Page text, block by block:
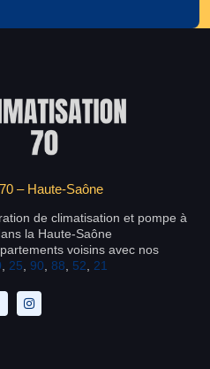
– Haute-Saône
de climatisation et pompe à
la Haute-Saône
voisins avec nos
25 90 88 52 21